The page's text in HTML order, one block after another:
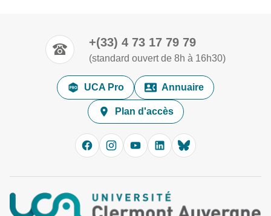
+(33) 4 73 17 79 79
(standard ouvert de 8h à 16h30)
UCA Pro Annuaire
Plan d'accès